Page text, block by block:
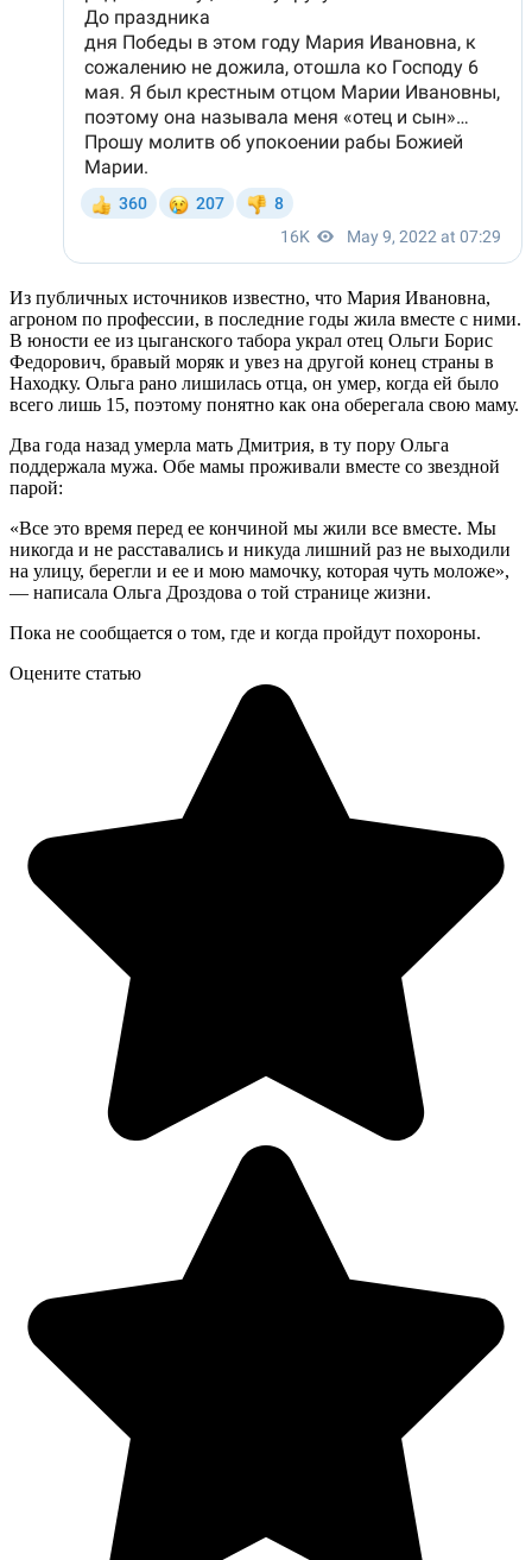
Из публичных источников известно, что Мария Ивановна,
агроном по профессии, в последние годы жила вместе с ними.
В юности ее из цыганского табора украл отец Ольги Борис
Федорович, бравый моряк и увез на другой конец страны в
Находку. Ольга рано лишилась отца, он умер, когда ей было
всего лишь 15, поэтому понятно как она оберегала свою маму.
Два года назад умерла мать Дмитрия, в ту пору Ольга
поддержала мужа. Обе мамы проживали вместе со звездной
парой:
«Все это время перед ее кончиной мы жили все вместе. Мы
никогда и не расставались и никуда лишний раз не выходили
на улицу, берегли и ее и мою мамочку, которая чуть моложе»,
— написала Ольга Дроздова о той странице жизни.
Пока не сообщается о том, где и когда пройдут похороны.
Оцените статью